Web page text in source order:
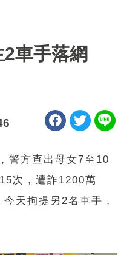
2車手落網
警方查出母女7至10
次，遭詐1200萬
天拘提另2名車手，